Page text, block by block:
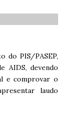
do PIS/PASEP,
AIDS, devendo
e comprovar o
laudo